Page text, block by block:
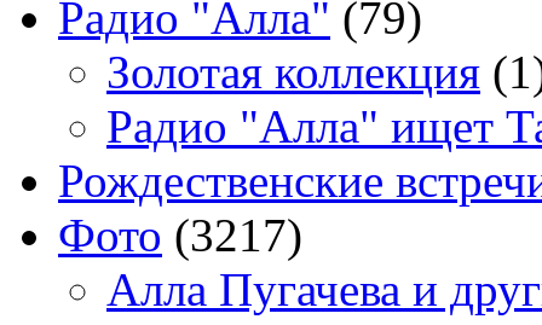
Радио "Алла" (79)
Золотая коллекция
Радио "Алла" ищет
Рождественские
Фото (3217)
Алла Пугачева и